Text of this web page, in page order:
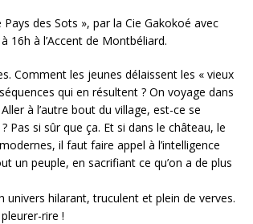
des Sots », par la Cie Gakokoé avec
16h à l’Accent de Montbéliard.
Comment les jeunes délaissent les « vieux
qui en résultent ? On voyage dans
à l’autre bout du village, est-ce se
si sûr que ça. Et si dans le château, le
il faut faire appel à l’intelligence
un peuple, en sacrifiant ce qu’on a de plus
hilarant, truculent et plein de verves.
rire !